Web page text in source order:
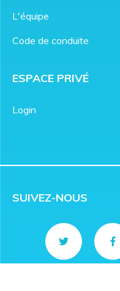
L'équipe
Code de conduite
ESPACE PRIVÉ
Login
SUIVEZ-NOUS